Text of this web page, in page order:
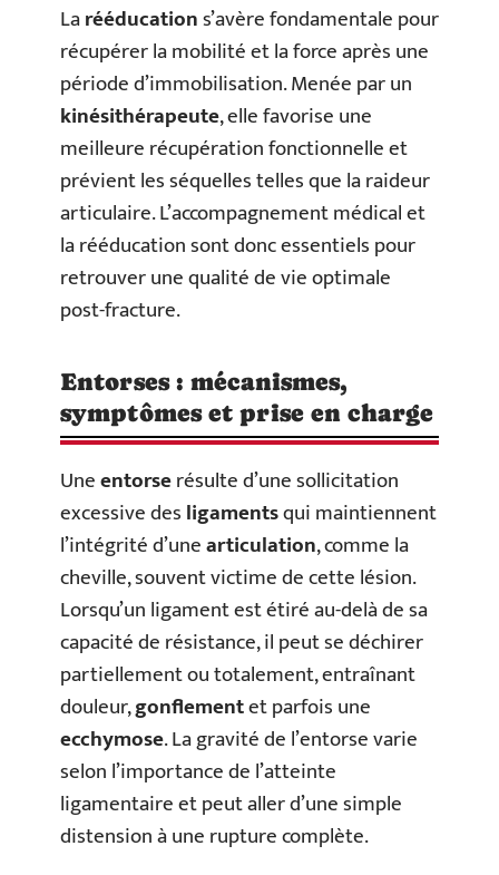
Larééducations’avère fondamentale pour
récupérer la mobilité et la force après une
période d’immobilisation. Menée par un
kinésithérapeute, elle favorise une
meilleure récupération fonctionnelle et
prévient les séquelles telles que la raideur
articulaire. L’accompagnement médical et
la rééducation sont donc essentiels pour
retrouver une qualité de vie optimale
post-fracture.
Entorses : mécanismes,
symptômes et prise en charge
Uneentorserésulte d’une sollicitation
excessive desligamentsqui maintiennent
l’intégrité d’unearticulation, comme la
cheville, souvent victime de cette lésion.
Lorsqu’un ligament est étiré au-delà de sa
capacité de résistance, il peut se déchirer
partiellement ou totalement, entraînant
douleur,gonflementet parfois une
ecchymose. La gravité de l’entorse varie
selon l’importance de l’atteinte
ligamentaire et peut aller d’une simple
distension à une rupture complète.